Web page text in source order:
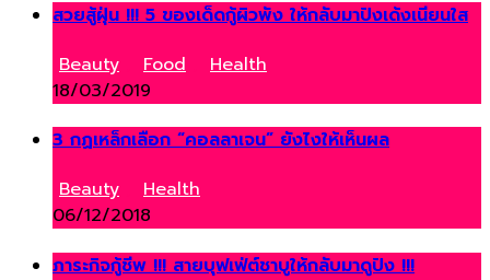
สวยสู้ฝุ่น !!! 5 ของเด็ดกู้ผิวพัง ให้กลับมาปังเด้งเนียนใส
Beauty
Food
Health
18/03/2019
3 กฏเหล็กเลือก “คอลลาเจน” ยังไงให้เห็นผล
Beauty
Health
06/12/2018
ภาระกิจกู้ชีพ !!! สายบุฟเฟ่ต์ชาบูให้กลับมาดูปัง !!!